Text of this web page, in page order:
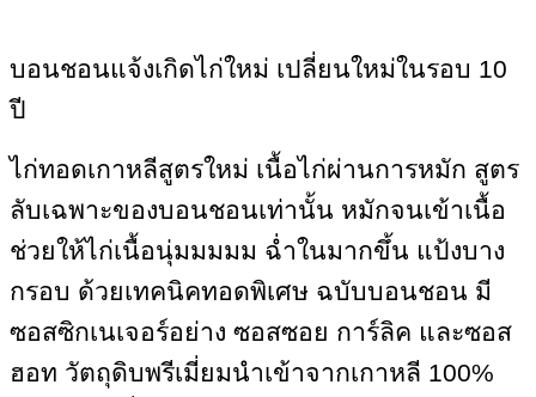
บอนชอนแจ้งเกิดไก่ใหม่ เปลี่ยนใหม่ในรอบ 10
ปี
ไก่ทอดเกาหลีสูตรใหม่ เนื้อไก่ผ่านการหมัก สูตร
ลับเฉพาะของบอนชอนเท่านั้น หมักจนเข้าเนื้อ
ช่วยให้ไก่เนื้อนุ่มมมมม ฉ่ำในมากขึ้น แป้งบาง
กรอบ ด้วยเทคนิคทอดพิเศษ ฉบับบอนชอน มี
ซอสซิกเนเจอร์อย่าง ซอสซอย การ์ลิค และซอส
ฮอท วัตถุดิบพรีเมี่ยมนำเข้าจากเกาหลี 100%